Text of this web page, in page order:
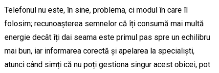
Telefonul nu este, în sine, problema, ci modul în care îl
folosim; recunoașterea semnelor că îți consumă mai multă
energie decât îți dai seama este primul pas spre un echilibru
mai bun, iar informarea corectă și apelarea la specialiști,
atunci când simți că nu poți gestiona singur acest obicei, pot